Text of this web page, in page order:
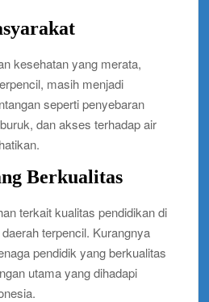
kesehatan yang merata,
masih menjadi
seperti penyebaran
dan akses terhadap air
Berkualitas
terkait kualitas pendidikan di
terpencil. Kurangnya
pendidik yang berkualitas
utama yang dihadapi